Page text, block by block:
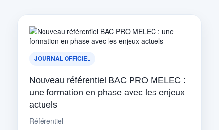
JOURNAL OFFICIEL
Nouveau référentiel BAC PRO MELEC :
une formation en phase avec les enjeux
actuels
Référentiel